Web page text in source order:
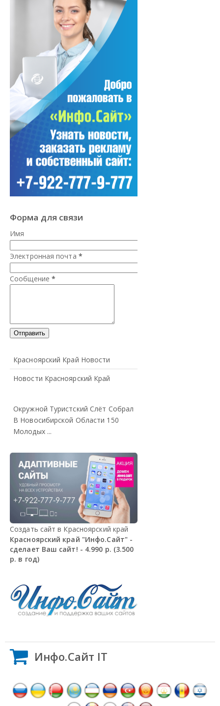
Форма для связи
Имя
Электронная почта *
Сообщение *
Красноярский Край Новости
Новости Красноярский Край
Окружной Туристский Слёт Собрал
В Новосибирской Области 150
Молодых ...
Создать сайт в Красноярский край
Красноярский край "Инфо.Сайт" -
сделает Ваш сайт! - 4.990 р. (3.500
р. в год)
Инфо.Сайт IT